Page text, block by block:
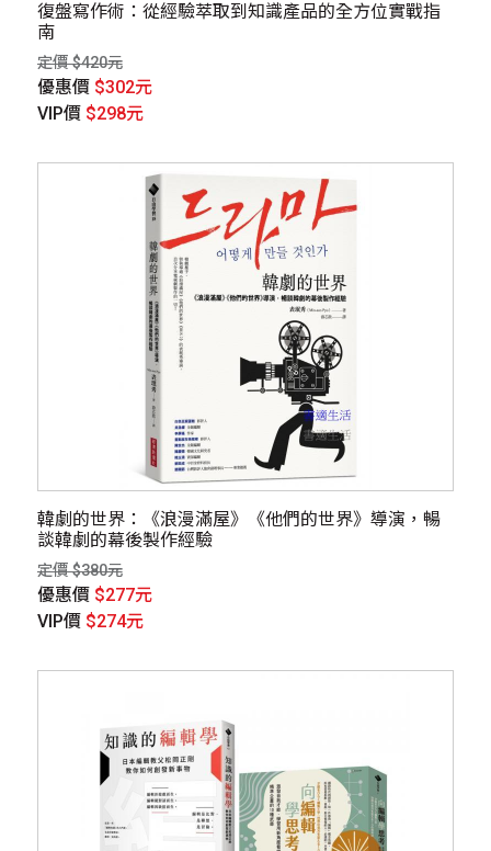
復盤寫作術：從經驗萃取到知識產品的全方位實戰指
南
定價 $420元
優惠價 $302元
VIP價 $298元
韓劇的世界：《浪漫滿屋》《他們的世界》導演，暢
談韓劇的幕後製作經驗
定價 $380元
優惠價 $277元
VIP價 $274元